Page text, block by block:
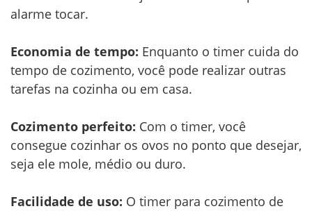
alarme tocar.
Economia de tempo: Enquanto o timer cuida do
tempo de cozimento, você pode realizar outras
tarefas na cozinha ou em casa.
Cozimento perfeito: Com o timer, você
consegue cozinhar os ovos no ponto que desejar,
seja ele mole, médio ou duro.
Facilidade de uso: O timer para cozimento de